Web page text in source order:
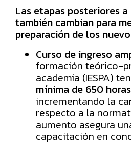
Las etapas posteriores
también cambian para
preparación de los
Curso de ingreso
formación teórico-
academia (IESPA)
mínima de 650
incrementando la
respecto a la
aumento asegura
capacitación en